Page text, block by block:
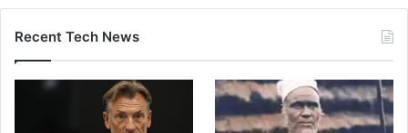
Recent Tech News